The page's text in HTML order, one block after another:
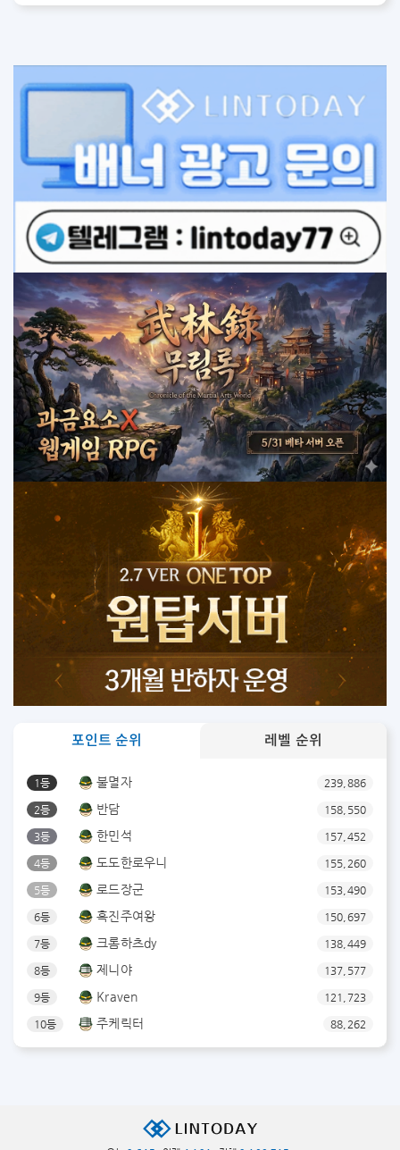
포인트 순위 레벨 순위
1등 불멸자 239,886
2등 반담 158,550
3등 한민석 157,452
4등 도도한로우니 155,260
5등 로드장군 153,490
6등 흑진주여왕 150,697
7등 크롬하츠dy 138,449
8등 제니야 137,577
9등 Kraven 121,723
10등 주케릭터 88,262